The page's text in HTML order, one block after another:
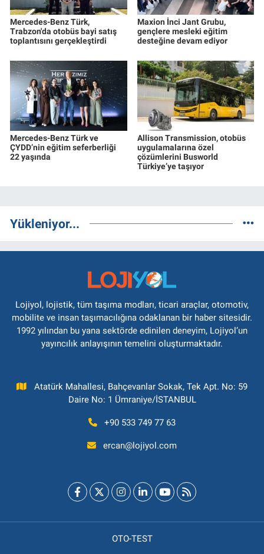
Mercedes-Benz Türk,
Trabzon'da otobüs bayi satış
toplantısını gerçekleştirdi
Maxion İnci Jant Grubu,
gençlere mesleki eğitim
desteğine devam ediyor
Mercedes-Benz Türk ve
ÇYDD’nin eğitim seferberliği
22 yaşında
Allison Transmission, otobüs
uygulamalarına özel
çözümlerini Busworld
Türkiye’ye taşıyor
Yükleniyor...
Lojiyol, lojistik, tüm taşıma modları, ticari araçlar, otomotiv,
mobilite ve insan taşımacılığına odaklanan bir haber sitesidir.
1992 yılından bu yana sektörde edinilen deneyim, Lojiyol’un
yayıncılık anlayışının temelini oluşturmaktadır.
Atatürk Mahallesi, Bahçevanlar Sokak, Tek Apt. No: 59
Daire No: 1 Ümraniye/İSTANBUL
+90 533 749 77 63
ercan@lojiyol.com
OTO-TEST